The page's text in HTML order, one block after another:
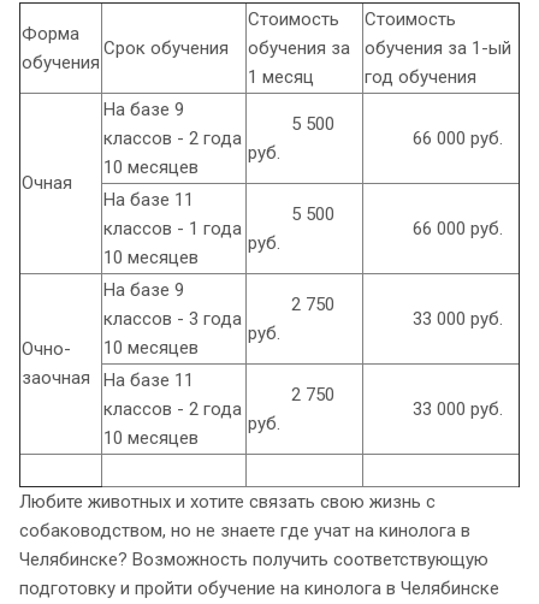
Форма
обучения
Срок обучения
Стоимость
обучения за
1 месяц
Стоимость
обучения за 1-ый
год обучения
Очная
На базе 9
классов - 2 года
10 месяцев
5 500
руб.
66 000 руб.
На базе 11
классов - 1 года
10 месяцев
5 500
руб.
66 000 руб.
Очно-
заочная
На базе 9
классов - 3 года
10 месяцев
2 750
руб.
33 000 руб.
На базе 11
классов - 2 года
10 месяцев
2 750
руб.
33 000 руб.
Любите животных и хотите связать свою жизнь с
собаководством, но не знаете где учат на кинолога в
Челябинске? Возможность получить соответствующую
подготовку и пройти обучение на кинолога в Челябинске